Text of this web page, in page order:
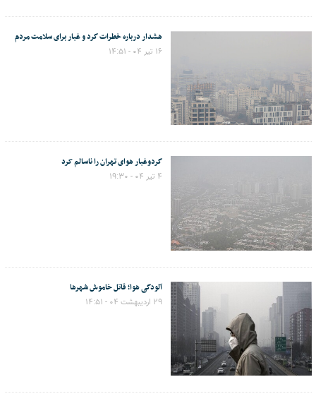
هشدار درباره خطرات گرد و غبار برای سلامت مردم
۱۶ تیر ۰۴ - ۱۴:۵۱
گردوغبار هوای تهران را ناسالم کرد
۴ تیر ۰۴ - ۱۹:۳۰
آلودگی هوا؛ قاتل خاموش شهرها
۲۹ اردیبهشت ۰۴ - ۱۴:۵۱